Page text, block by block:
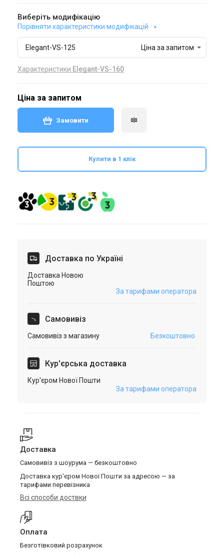
Виберіть модифікацію
Порівняти характеристики модифікацій
Elegant-VS-125 Ціна за запитом
Характеристики Elegant-VS-160
Ціна за запитом
Замовити
Купити в 1 клік
Доставка по Україні
Доставка Новою
Поштою
За тарифами оператора
Самовивіз
Самовивіз з магазину Безкоштовно
Кур'єрська доставка
Кур'єром Нової Пошти
За тарифами оператора
Доставка
Самовивіз з шоурума — безкоштовно
Доставка кур'єром Нової Пошти за адресою — за
тарифами перевізника
Всі способи доствки
Оплата
Безготівковий розрахунок